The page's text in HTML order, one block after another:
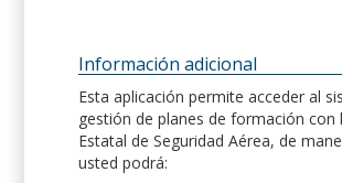
Información adicional
Esta aplicación permite acceder al
gestión de planes de formación con
Estatal de Seguridad Aérea, de
usted podrá: